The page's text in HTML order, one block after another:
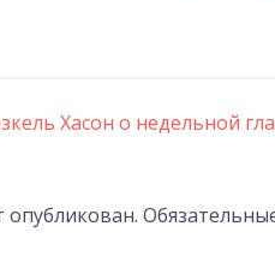
Хасон о недельной
опубликован.